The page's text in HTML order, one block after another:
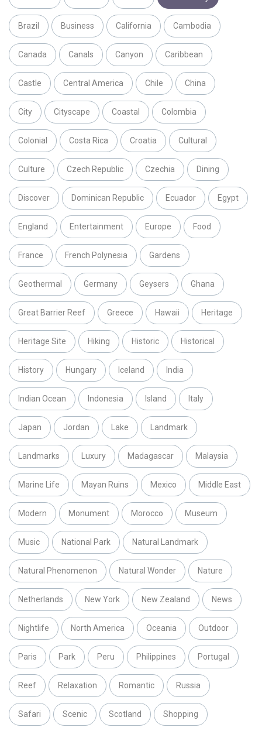
Brazil Business California Cambodia
Canada Canals Canyon Caribbean
Castle Central America Chile China
City Cityscape Coastal Colombia
Colonial Costa Rica Croatia Cultural
Culture Czech Republic Czechia Dining
Discover Dominican Republic Ecuador Egypt
England Entertainment Europe Food
France French Polynesia Gardens
Geothermal Germany Geysers Ghana
Great Barrier Reef Greece Hawaii Heritage
Heritage Site Hiking Historic Historical
History Hungary Iceland India
Indian Ocean Indonesia Island Italy
Japan Jordan Lake Landmark
Landmarks Luxury Madagascar Malaysia
Marine Life Mayan Ruins Mexico Middle East
Modern Monument Morocco Museum
Music National Park Natural Landmark
Natural Phenomenon Natural Wonder Nature
Netherlands New York New Zealand News
Nightlife North America Oceania Outdoor
Paris Park Peru Philippines Portugal
Reef Relaxation Romantic Russia
Safari Scenic Scotland Shopping